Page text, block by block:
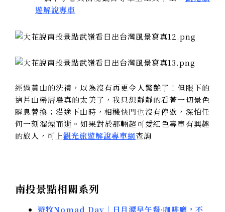
遊解說專車
經過黃山的洗禮，以為沒有再更令人驚艷了！但眼下的
這片山巒層疊真的太美了，我只想靜靜的看著一切景色
瞬息替換；沿途下山時，相機快門也沒有停歇，深怕任
何一刻溜煙而逝。如果對於那輛超可愛紅色專車有興趣
的旅人，可上觀光旅遊解說專車網查詢
南投景點相關系列
遊牧Nomad Day｜日月潭早午餐·咖啡廳，不